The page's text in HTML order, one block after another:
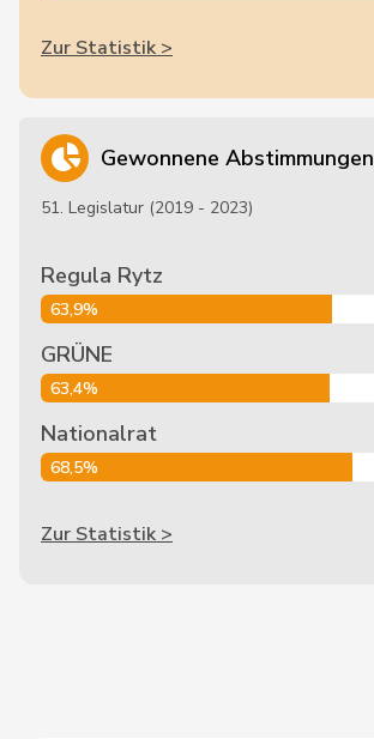
Zur Statistik >
Gewonnene Abstimmungen
51. Legislatur (2019 - 2023)
Regula Rytz
63,9%
GRÜNE
63,4%
Nationalrat
68,5%
Zur Statistik >